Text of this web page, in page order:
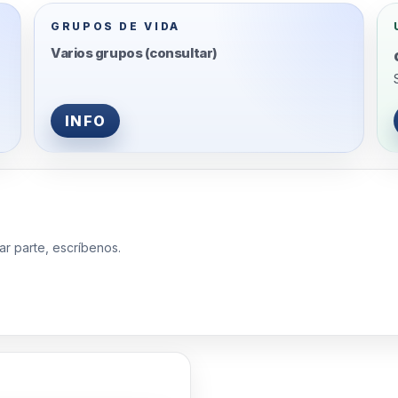
GRUPOS DE VIDA
Varios grupos (consultar)
INFO
parte, escríbenos.